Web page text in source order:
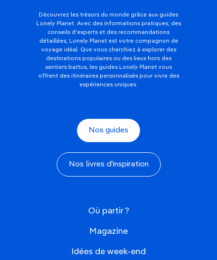
Découvrez les trésors du monde grâce aux guides
Lonely Planet. Avec des informations pratiques, des
conseils d'experts et des recommandations
détaillées, Lonely Planet est votre compagnon de
voyage idéal. Que vous cherchiez à explorer des
destinations populaires ou des lieux hors des
sentiers battus, les guides Lonely Planet vous
offrent des itinéraires personnalisés pour vivre des
expériences uniques.
Nos guides
Nos livres d'inspiration
Où partir ?
Magazine
Idées de week-end